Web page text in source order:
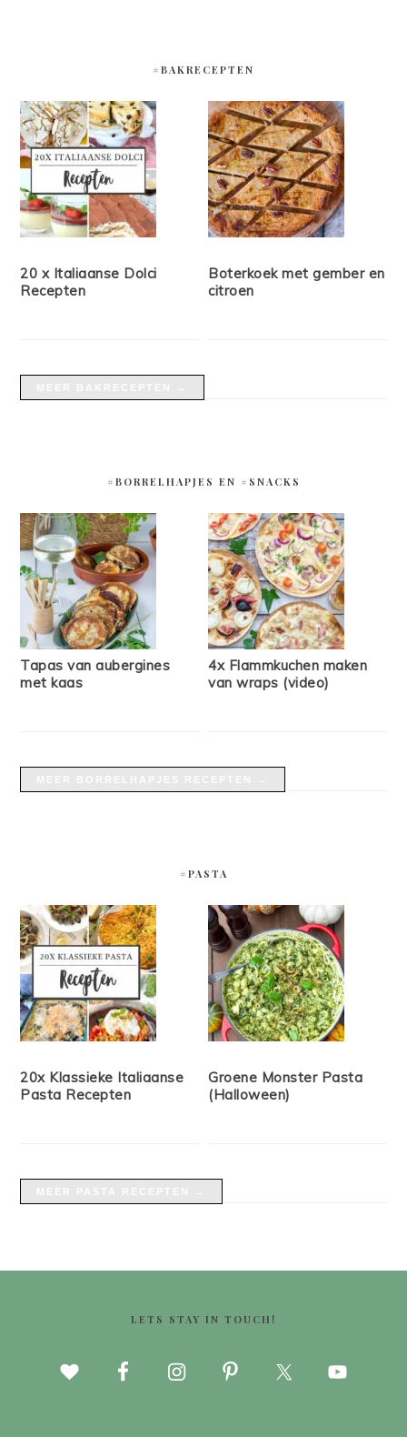
#BAKRECEPTEN
20 x Italiaanse Dolci
Recepten
Boterkoek met gember en
citroen
#BORRELHAPJES EN #SNACKS
Tapas van aubergines
met kaas
4x Flammkuchen maken
van wraps (video)
#PASTA
20x Klassieke Italiaanse
Pasta Recepten
Groene Monster Pasta
(Halloween)
LETS STAY IN TOUCH!